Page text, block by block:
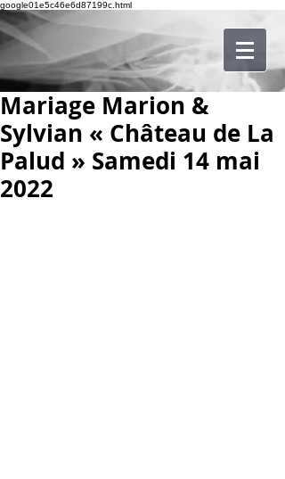
google01e5c46e6d87199c.html
Mariage Marion &
Sylvian « Château de La
Palud » Samedi 14 mai
2022